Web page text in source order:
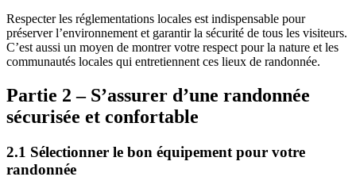
Respecter les réglementations locales est indispensable pour
préserver l’environnement et garantir la sécurité de tous les visiteurs.
C’est aussi un moyen de montrer votre respect pour la nature et les
communautés locales qui entretiennent ces lieux de randonnée.
Partie 2 – S’assurer d’une randonnée
sécurisée et confortable
2.1 Sélectionner le bon équipement pour votre
randonnée